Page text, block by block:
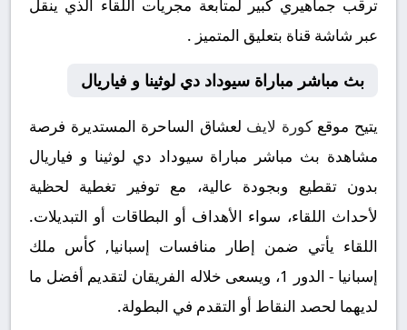
ترقب جماهيري كبير لمتابعة مجريات اللقاء الذي ينقل
عبر شاشة قناة بتعليق المتميز .
بث مباشر مباراة سيوداد دي لوثينا و فياريال
يتيح موقعكورة لايف لعشاق الساحرة المستديرة فرصة
مشاهدة بث مباشر مباراة سيوداد دي لوثينا و فياريال
بدون تقطيع وبجودة عالية، مع توفير تغطية لحظية
لأحداث اللقاء، سواء الأهداف أو البطاقات أو التبديلات.
اللقاء يأتي ضمن إطار منافسات إسبانيا, كأس ملك
إسبانيا - الدور 1، ويسعى خلاله الفريقان لتقديم أفضل ما
لديهما لحصد النقاط أو التقدم في البطولة.